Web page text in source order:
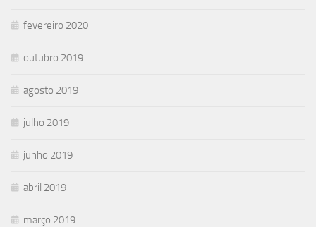
fevereiro 2020
outubro 2019
agosto 2019
julho 2019
junho 2019
abril 2019
março 2019